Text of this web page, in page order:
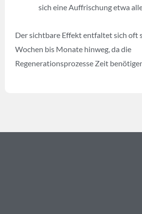
sich eine Auffrischung etwa
Der sichtbare Effekt entfaltet sich oft
Wochen bis Monate hinweg, da die
Regenerationsprozesse Zeit